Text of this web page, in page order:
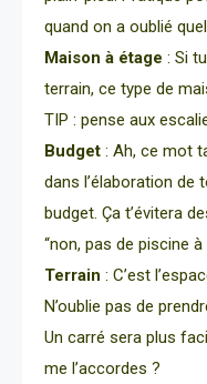
quand on a oublié
Maison à étage : Si
terrain, ce type de
TIP : pense aux
Budget : Ah, ce mot
dans l’élaboration de
budget. Ça t’évitera
“non, pas de piscine
Terrain : C’est
N’oublie pas de
Un carré sera plus
me l’accordes ?